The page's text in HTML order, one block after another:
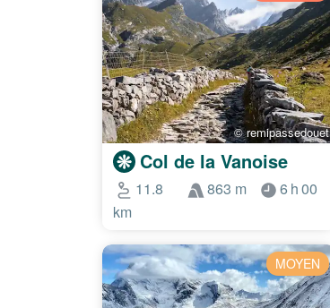
© remipassedouet
Col de la Vanoise
11.8
km
863 m 6 h 00
MOYEN